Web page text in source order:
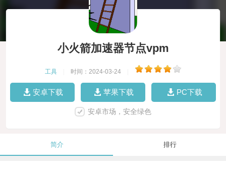
小火箭加速器节点vpm
工具 时间：2024-03-24
安卓下载 苹果下载 PC下载
安卓市场，安全绿色
简介 排行